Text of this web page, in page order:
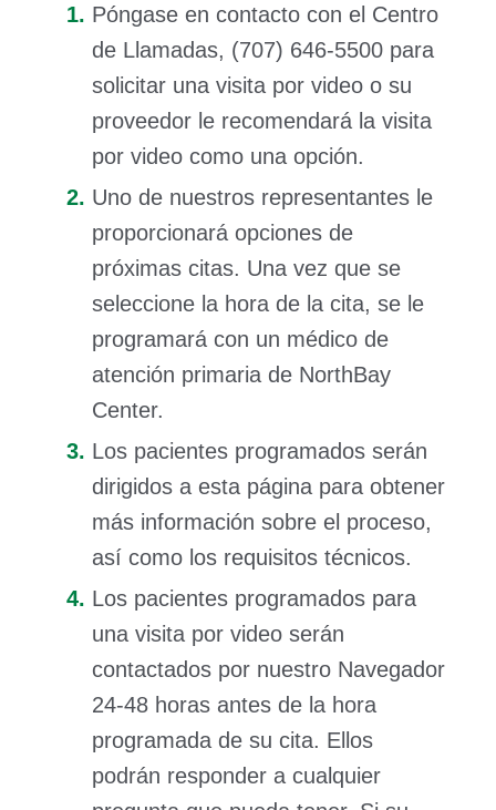
Póngase en contacto con el Centro
de Llamadas, (707) 646-5500 para
solicitar una visita por video o su
proveedor le recomendará la visita
por video como una opción.
Uno de nuestros representantes le
proporcionará opciones de
próximas citas. Una vez que se
seleccione la hora de la cita, se le
programará con un médico de
atención primaria de NorthBay
Center.
Los pacientes programados serán
dirigidos a esta página para obtener
más información sobre el proceso,
así como los requisitos técnicos.
Los pacientes programados para
una visita por video serán
contactados por nuestro Navegador
24-48 horas antes de la hora
programada de su cita. Ellos
podrán responder a cualquier